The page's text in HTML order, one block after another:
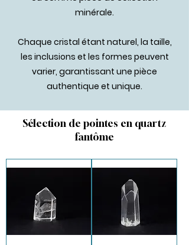
minérale.
Chaque cristal étant naturel, la taille,
les inclusions et les formes peuvent
varier, garantissant une pièce
authentique et unique.
Sélection de pointes en quartz
fantôme